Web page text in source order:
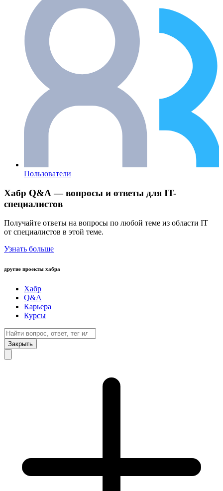
Пользователи
Хабр Q&A — вопросы и ответы для IT-
специалистов
Получайте ответы на вопросы по любой теме из области IT
от специалистов в этой теме.
Узнать больше
другие проекты хабра
Хабр
Q&A
Карьера
Курсы
Закрыть